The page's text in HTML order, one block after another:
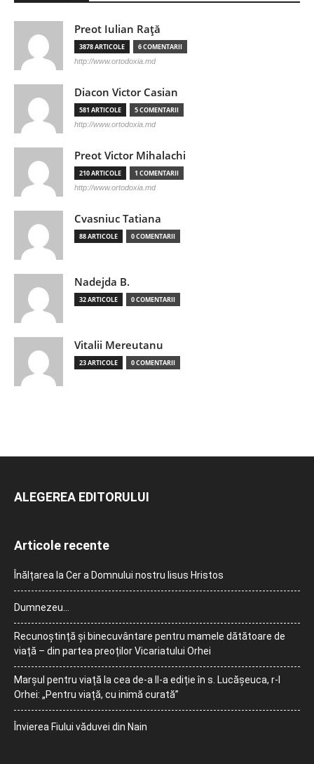
Preot Iulian Raţă
3878 ARTICOLE 6 COMENTARII
http://www.ortodoxia.md
Diacon Victor Casian
581 ARTICOLE 5 COMENTARII
http://www.ortodoxia.md
Preot Victor Mihalachi
210 ARTICOLE 1 COMENTARII
http://www.ortodoxia.md
Cvasniuc Tatiana
88 ARTICOLE 0 COMENTARII
Nadejda B.
32 ARTICOLE 0 COMENTARII
Vitalii Mereutanu
23 ARTICOLE 0 COMENTARII
ALEGEREA EDITORULUI
Articole recente
Înălțarea la Cer a Domnului nostru Iisus Hristos
Dumnezeu…
Recunoștință și binecuvântare pentru mamele dătătoare de
viață – din partea preoților Vicariatului Orhei
Marșul pentru viață la cea de-a II-a ediție în s. Lucășeuca, r-l
Orhei: „Pentru viață, cu inimă curată”
Învierea Fiului văduvei din Nain